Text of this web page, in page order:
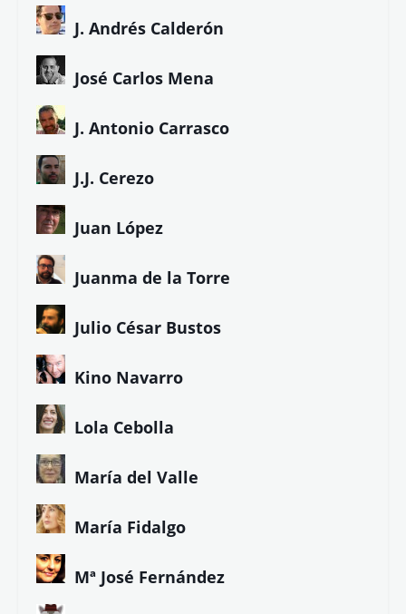
J. Andrés Calderón
José Carlos Mena
J. Antonio Carrasco
J.J. Cerezo
Juan López
Juanma de la Torre
Julio César Bustos
Kino Navarro
Lola Cebolla
María del Valle
María Fidalgo
Mª José Fernández